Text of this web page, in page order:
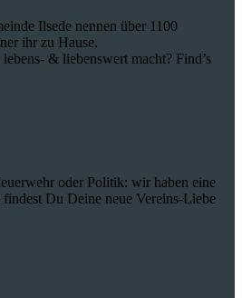
Ilsede nennen über 1100
ihr zu Hause.
& liebenswert macht? Find’s
oder Politik: wir haben eine
Du Deine neue Vereins-Liebe